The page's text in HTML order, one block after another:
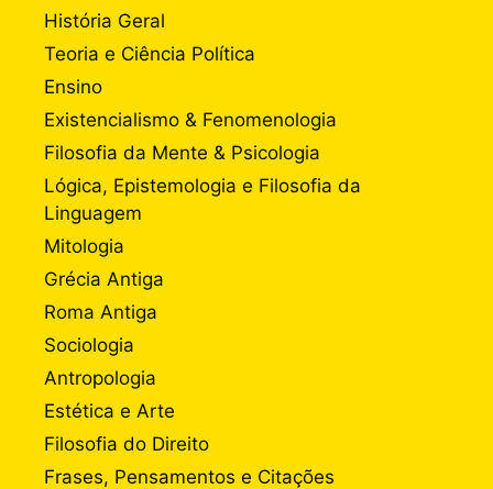
História Geral
Teoria e Ciência Política
Ensino
Existencialismo & Fenomenologia
Filosofia da Mente & Psicologia
Lógica, Epistemologia e Filosofia da
Linguagem
Mitologia
Grécia Antiga
Roma Antiga
Sociologia
Antropologia
Estética e Arte
Filosofia do Direito
Frases, Pensamentos e Citações